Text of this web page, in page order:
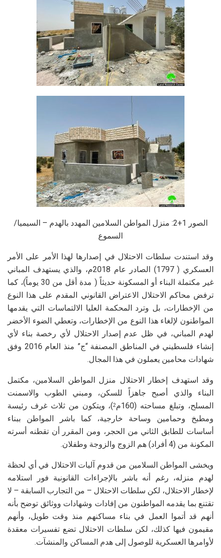
الصور 1+2: منزل المواطن السلامين المهدد بالهدم – السيميا/
السموع
وقد استندت سلطات الاحتلال في إصدارها لهذا الأمر على الأمر
العسكري ( 1797) الصادر عام 2018م، والذي يستهدف المباني
غير مكتملة البناء أو المسكونة حديثاً ( مدة أقل من 30 يوماً)، كما
ترفض محاكم الاحتلال الاعتراض القانوني المقدم على هذا النوع
من الإخطارات، بل وترد المحكمة العليا الالتماسات التي يقدمها
المواطنون لإلغاء هذا النوع من الإخطارات، وتعطي الضوء الأخضر
لهدم المباني، في ظل عدم إصدار الاحتلال لأي رخصة بناء لأي
إنشاء فلسطيني في المناطق المصنفة “ج” منذ العام 2016 وفق
شهادات محامين يعملون في هذا المجال.
وقد استهدف إخطار الاحتلال منزل المواطن السلامين، مكتمل
البناء والذي أصبح جاهزاً للسكن، ومبني الطوب والاسمنت
المسلح، وتبلغ مساحته (160م
2)، ويتكون من ثلاث غرف رئيسة
ومطبخ وحمامين وساحة خارجية، كما باشر المواطن ببناء
أساسات للطابق الثاني من الحجر، ومن المقرر أن تقطنه أسرته
المكونة من (4 أفراد) هم الزوج والزوجة وطفلان.
ويخشى المواطن السلامين من قدوم آليات الاحتلال في أي لحظة
لهدم منزله، رغم أنه باشر بالإجراءات القانونية فور استلامه
لإخطار الاحتلال، لكن سلطات الاحتلال – من التجارب السابقة – لا
تقتنع بما يقدمه المواطنون من إفادات وشهادات ووثائق توضح بأنه
أنهم قد أتموا العمل في بناء مساكنهم منذ وقت طويل، وأنهم
مقيمون فيها كذلك، لكن سلطات الاحتلال تضع تفسيرات معقدة
لأوامرها العسكرية للوصول إلى هدم المساكن والمنشآت.